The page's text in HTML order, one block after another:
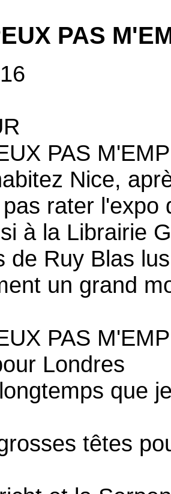
PAS
PAS
Nice,
rater l'expo
à la Librairie
de Ruy Blas
un grand
PAS
Londres
que
têtes